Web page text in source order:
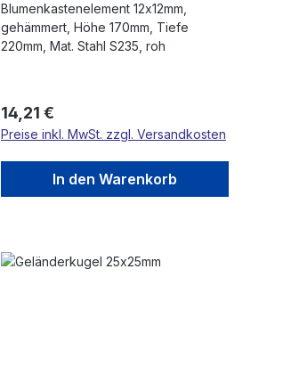
Blumenkastenelement 12x12mm,
gehämmert, Höhe 170mm, Tiefe
220mm, Mat. Stahl S235, roh
Regulärer Preis:
14,21 €
Preise inkl. MwSt. zzgl. Versandkosten
In den Warenkorb